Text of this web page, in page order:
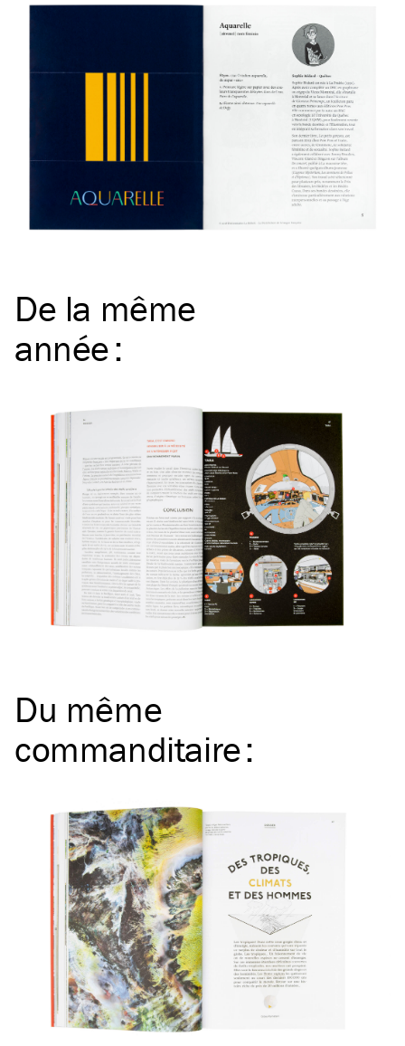
De la même
année:
Du même
commanditaire: